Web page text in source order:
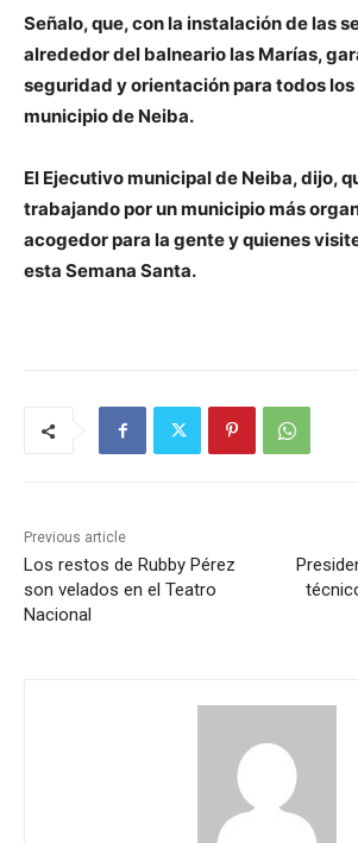
Señalo, que, con la instalación de las
alrededor del balneario las Marías,
seguridad y orientación para todos
municipio de Neiba.
El Ejecutivo municipal de Neiba, dijo,
trabajando por un municipio más
acogedor para la gente y quienes
esta Semana Santa.
Previous article
Los restos de Rubby Pérez
son velados en el Teatro
Nacional